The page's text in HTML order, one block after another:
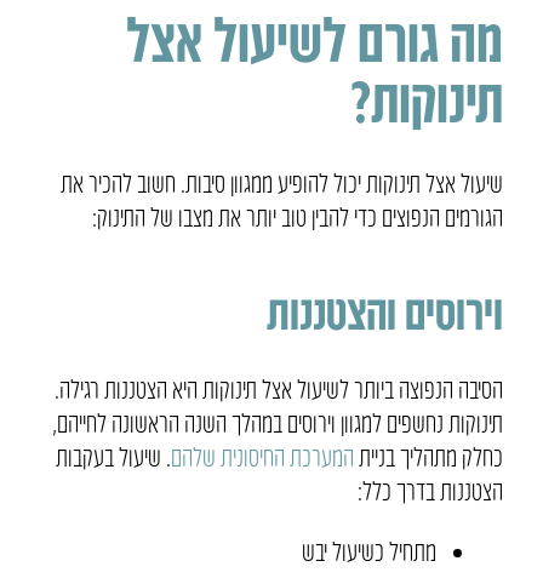
מה גורם לשיעול אצל
תינוקות?
שיעול אצל תינוקות יכול להופיע ממגוון סיבות. חשוב להכיר את
הגורמים הנפוצים כדי להבין טוב יותר את מצבו של התינוק:
וירוסים והצטננות
הסיבה הנפוצה ביותר לשיעול אצל תינוקות היא הצטננות רגילה.
תינוקות נחשפים למגוון וירוסים במהלך השנה הראשונה לחייהם,
כחלק מתהליך בניית המערכת החיסונית שלהם. שיעול בעקבות
הצטננות בדרך כלל:
מתחיל כשיעול יבש